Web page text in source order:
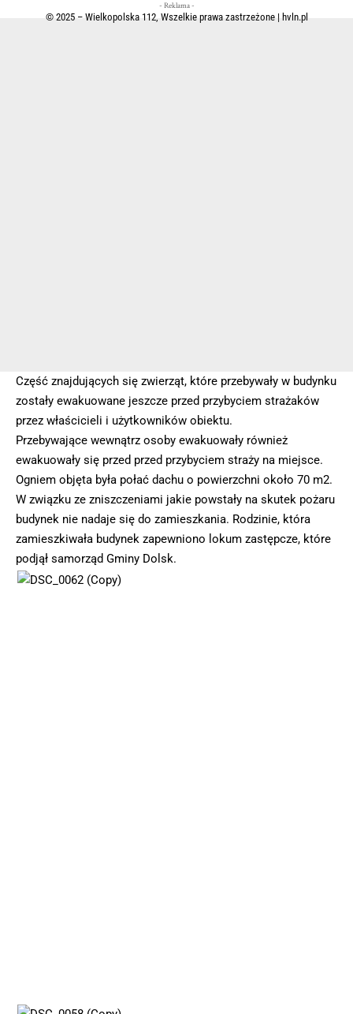
- Reklama -
Część znajdujących się zwierząt, które przebywały w budynku
zostały ewakuowane jeszcze przed przybyciem strażaków
przez właścicieli i użytkowników obiektu.
Przebywające wewnątrz osoby ewakuowały również
ewakuowały się przed przed przybyciem straży na miejsce.
Ogniem objęta była połać dachu o powierzchni około 70 m2.
W związku ze zniszczeniami jakie powstały na skutek pożaru
budynek nie nadaje się do zamieszkania. Rodzinie, która
zamieszkiwała budynek zapewniono lokum zastępcze, które
podjął samorząd Gminy Dolsk.
© 2025 – Wielkopolska 112, Wszelkie prawa zastrzeżone | hvln.pl